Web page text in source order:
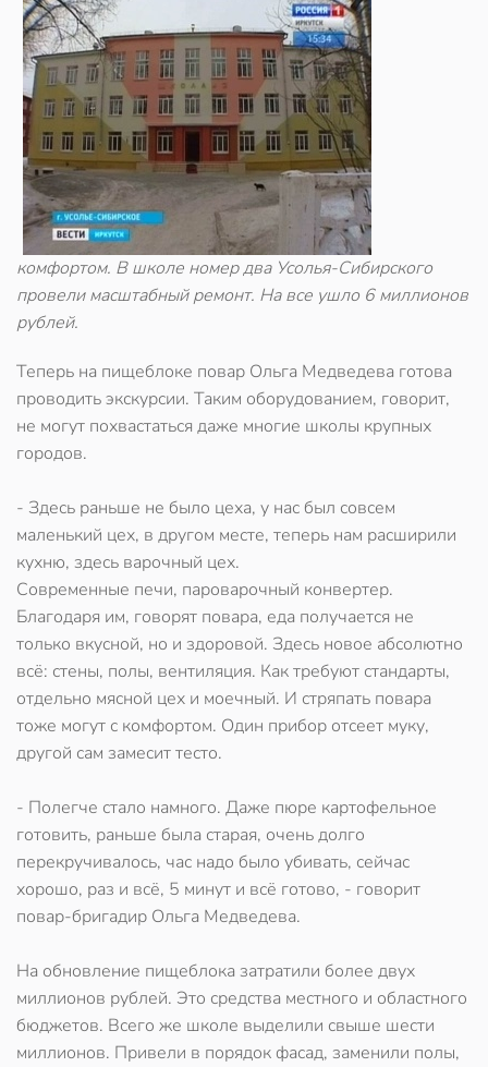
комфортом. В школе номер два Усолья-Сибирского
провели масштабный ремонт. На все ушло 6 миллионов
рублей.
Теперь на пищеблоке повар Ольга Медведева готова
проводить экскурсии. Таким оборудованием, говорит,
не могут похвастаться даже многие школы крупных
городов.
- Здесь раньше не было цеха, у нас был совсем
маленький цех, в другом месте, теперь нам расширили
кухню, здесь варочный цех.
Современные печи, пароварочный конвертер.
Благодаря им, говорят повара, еда получается не
только вкусной, но и здоровой. Здесь новое абсолютно
всё: стены, полы, вентиляция. Как требуют стандарты,
отдельно мясной цех и моечный. И стряпать повара
тоже могут с комфортом. Один прибор отсеет муку,
другой сам замесит тесто.
- Полегче стало намного. Даже пюре картофельное
готовить, раньше была старая, очень долго
перекручивалось, час надо было убивать, сейчас
хорошо, раз и всё, 5 минут и всё готово, - говорит
повар-бригадир Ольга Медведева.
На обновление пищеблока затратили более двух
миллионов рублей. Это средства местного и областного
бюджетов. Всего же школе выделили свыше шести
миллионов. Привели в порядок фасад, заменили полы,